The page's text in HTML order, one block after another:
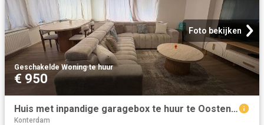
Foto bekijken
Geschakelde Woning·te huur
€ 950
Huis met inpandige garagebox te huur te Oostende!
Konterdam